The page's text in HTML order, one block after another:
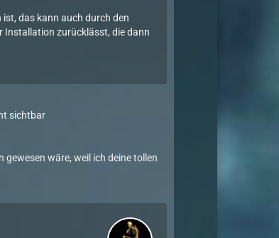
das kann auch durch den
Installation zurücklässt, die dann
sichtbar
wäre, weil ich deine tollen